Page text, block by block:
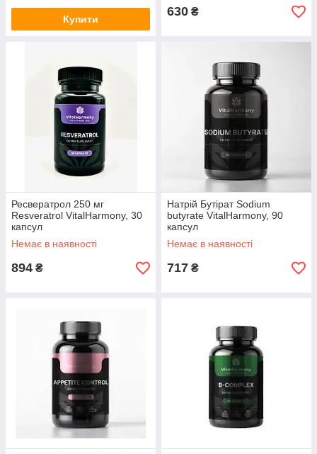
Купити
630 ₴
Ресвератрол 250 мг
Resveratrol VitalHarmony, 30
капсул
Немає в наявності
894 ₴
Натрій Бутірат Sodium
butyrate VitalHarmony, 90
капсул
Немає в наявності
717 ₴